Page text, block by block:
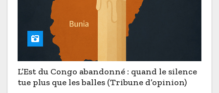
L’Est du Congo abandonné : quand le silence
tue plus que les balles (Tribune d’opinion)